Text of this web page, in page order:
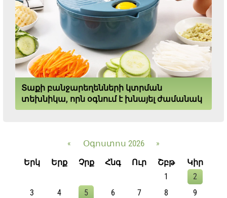
Տաքի բանջարեղենների կտրման
տեխնիկա, որն օգնում է խնայել ժամանակ
« Օգոստոս 2026
»
Երկ
Երք Չրք Հնգ Ուր Շբթ
Կիր
1
2
3
4 5 6 7 8
9